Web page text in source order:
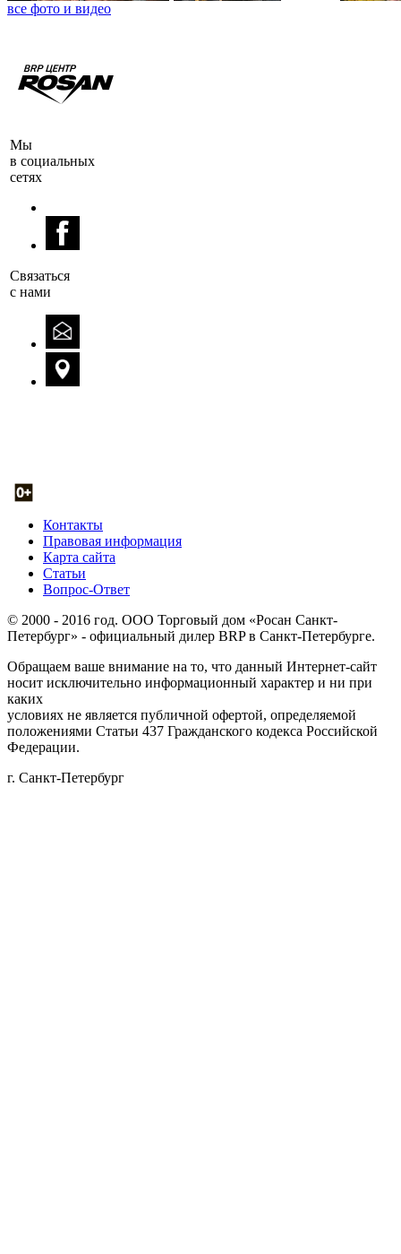
все фото и видео
Мы
в социальных
сетях
Cвязаться
с нами
Контакты
Правовая информация
Карта сайта
Статьи
Вопрос-Ответ
© 2000 - 2016 год. ООО Торговый дом «Росан Санкт-
Петербург» - официальный дилер BRP в Санкт-Петербурге.
Обращаем ваше внимание на то, что данный Интернет-сайт
носит исключительно информационный характер и ни при
каких
условиях не является публичной офертой, определяемой
положениями Статьи 437 Гражданского кодекса Российской
Федерации.
г. Санкт-Петербург